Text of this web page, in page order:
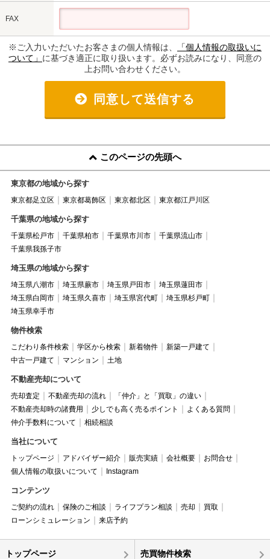
FAX
※ご入力いただいたお客さまの個人情報は、
「個人情報の取扱いに
ついて」 に基づき適正に取り扱います。必ずお読みになり、同意の
上お問い合わせください。
同意して送信する
このページの先頭へ
東京都の地域から探す
東京都足立区 東京都葛飾区 東京都北区 東京都江戸川区
千葉県の地域から探す
千葉県松戸市 千葉県柏市 千葉県市川市
千葉県流山市
千葉県我孫子市
埼玉県の地域から探す
埼玉県八潮市 埼玉県蕨市 埼玉県戸田市
埼玉県蓮田市
埼玉県白岡市
埼玉県久喜市 埼玉県宮代町
埼玉県杉戸町
埼玉県幸手市
物件検索
こだわり条件検索 学区から検索 新着物件
新築一戸建て
中古一戸建て
マンション 土地
不動産売却について
売却査定 不動産売却の流れ
「仲介」と「買取」の違い
不動産売却時の諸費用
少しでも高く売るポイント
よくある質問
仲介手数料について
相続相談
当社について
トップページ アドバイザー紹介 販売実績 会社概要
お問合せ
個人情報の取扱いについて
Instagram
コンテンツ
ご契約の流れ 保険のご相談 ライフプラン相談 売却
買取
ローンシミュレーション
来店予約
トップページ 売買物件検索